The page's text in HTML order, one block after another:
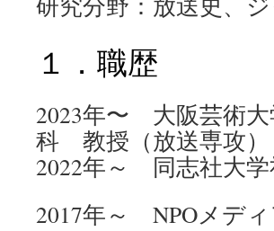
１．職歴
2023年〜 大阪芸術
科 教授（放送専攻）
2022年～ 同志社大
2017年～ NPOメディ